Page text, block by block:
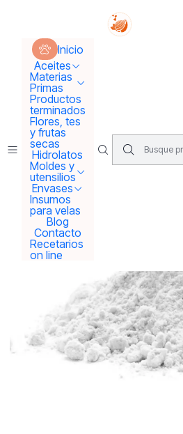
Inicio
Aceites
Materias
Primas
Productos
terminados
Flores, tes
y frutas
secas
Hidrolatos
Moldes y
utensilios
Envases
Insumos
para velas
Blog
Contacto
Recetarios
on line
Tus sueños se
Inicio Materias Primas